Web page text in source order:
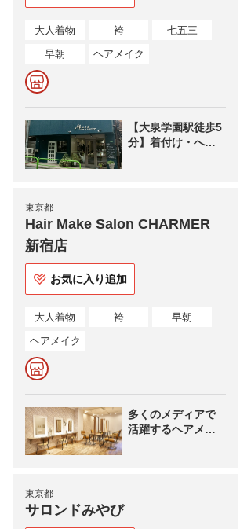
大人着物 袴
七五三
早朝
ヘアメイク
【大泉学園駅徒歩5
分】着付け・へ
東京都
Hair Make Salon CHARMER
新宿店
お気に入り追加
大人着物 袴
早朝
ヘアメイク
多くのメディアで
活躍するヘアメイ
東京都
サロンドみやび